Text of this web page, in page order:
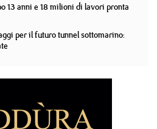
13 anni e 18 milioni di lavori pronta
per il futuro tunnel sottomarino: